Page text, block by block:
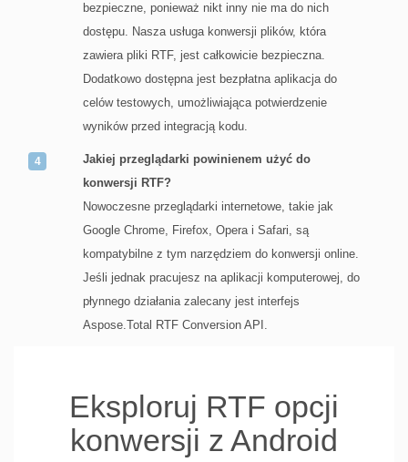
bezpieczne, ponieważ nikt inny nie ma do nich
dostępu. Nasza usługa konwersji plików, która
zawiera pliki RTF, jest całkowicie bezpieczna.
Dodatkowo dostępna jest bezpłatna aplikacja do
celów testowych, umożliwiająca potwierdzenie
wyników przed integracją kodu.
Jakiej przeglądarki powinienem użyć do
konwersji RTF?
Nowoczesne przeglądarki internetowe, takie jak
Google Chrome, Firefox, Opera i Safari, są
kompatybilne z tym narzędziem do konwersji online.
Jeśli jednak pracujesz na aplikacji komputerowej, do
płynnego działania zalecany jest interfejs
Aspose.Total RTF Conversion API.
Eksploruj RTF opcji
konwersji z Android